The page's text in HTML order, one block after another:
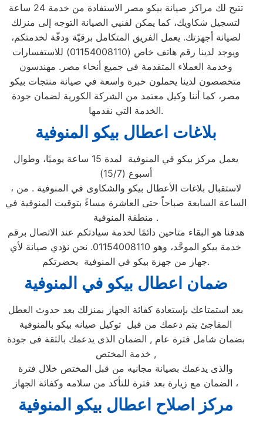
تتيح لك مراكز صيانة بيكو مصر الاستفادة من خدمة 24 ساعة
لتسجيل شكاويك، كما يمكن لفنيي الصيانة التوجه إلى منزلك
لصيانة أجهزتك. يعمل الفريق المتكامل برقيّة ودقّة لخدمتكم،
ويوجد لدينا رقم هاتف خاص (01154008110) للاستفسارات
وخدمة العملاء المتقدمة في جميع أنحاء مصر. مهندسون
متخصصون لدينا يحملون خبرة واسعة في صيانة منتجات بيكو
مصر، كما أننا وكيل معتمد من الشركة الكورية لضمان جودة
الخدمة التي نقدمها.
بلاغات اعطال بيكو المنوفية
يعمل مركز بيكو في المنوفية لمدة 15 ساعة يوميًا، وطوال
أسبوع (15/7)
، لاستقبال بلاغات الأعطال بيكو والشكاوى في المنوفية . من
الساعة السابعة صباحاً حتى العاشرة مساءً بتوقيت المنوفية في
منطقة المنوفية .
هدفنا هو البقاء متاحين دائمًا لخدمة سيادتكم عند الاتصال برقم
خدمة بيكو الموحَّد، وهو 01154008110. نحن نؤدي صيانة لأي
جهاز من جهزة بيكو في المنوفية بحضرتكم.
ضمان اعطال بيكو في المنوفية
بعد استمتاعك بإستعادة كفائة الجهاز بمنزلك بعد حدوث العطل
المفاجئ يتم دعمك من قبل توكيل صيانه بيكو بالمنوفية
بضمان شامل فترة عام , الضمان الذى يدعمك بالثقة فى جودة
خدمة المختص ,
والذى يدعمك بصيانة مجانيه من قبل المختص خلال فترة
الضمان مع زيارة بعد فترة للتأكد من سلامه وكفائة الجهاز ،
مركز اصلاح اعطال بيكو المنوفية